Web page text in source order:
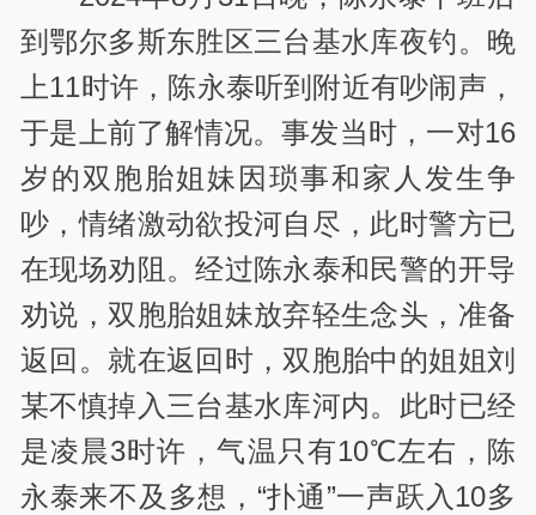
到鄂尔多斯东胜区三台基水库夜钓。晚
上11时许，陈永泰听到附近有吵闹声，
于是上前了解情况。事发当时，一对16
岁的双胞胎姐妹因琐事和家人发生争
吵，情绪激动欲投河自尽，此时警方已
在现场劝阻。经过陈永泰和民警的开导
劝说，双胞胎姐妹放弃轻生念头，准备
返回。就在返回时，双胞胎中的姐姐刘
某不慎掉入三台基水库河内。此时已经
是凌晨3时许，气温只有10℃左右，陈
永泰来不及多想，“扑通”一声跃入10多